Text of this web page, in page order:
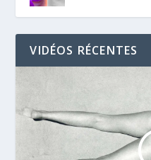
VIDÉOS RÉCENTES